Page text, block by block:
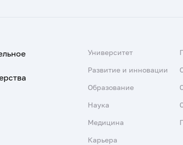
Университет
Развитие и инновации
Образование
Наука
Медицина
Карьера